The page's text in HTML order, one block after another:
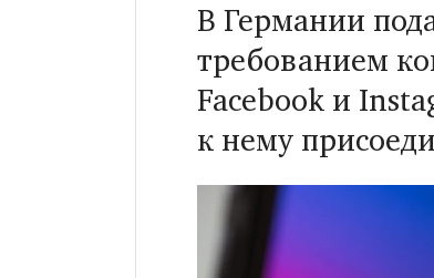
В Германии
требованием
Facebook и
к нему